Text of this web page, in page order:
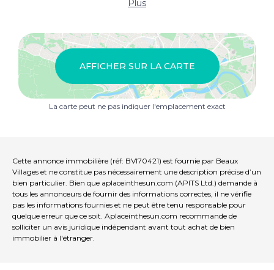
Plus
AFFICHER SUR LA CARTE
La carte peut ne pas indiquer l'emplacement exact
Cette annonce immobilière (réf: BVI70421) est fournie par Beaux
Villages et ne constitue pas nécessairement une description précise d’un
bien particulier. Bien que aplaceinthesun.com (APITS Ltd.) demande à
tous les annonceurs de fournir des informations correctes, il ne vérifie
pas les informations fournies et ne peut être tenu responsable pour
quelque erreur que ce soit. Aplaceinthesun.com recommande de
solliciter un avis juridique indépendant avant tout achat de bien
immobilier à l'étranger.